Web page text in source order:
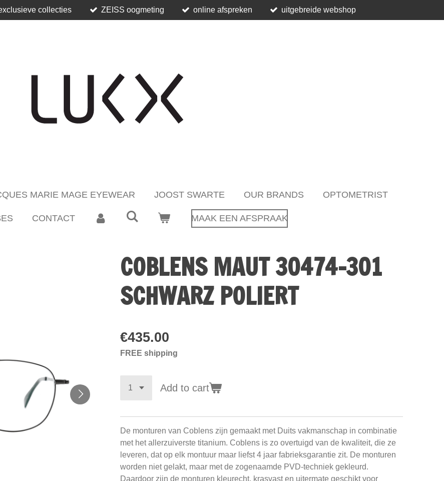
collecties ZEISS oogmeting online afspreken uitgebreide webshop
MARIE MAGE EYEWEAR JOOST SWARTE OUR BRANDS OPTOMETRIST
CONTACT MAAK EEN AFSPRAAK
COBLENS MAUT 30474-301
SCHWARZ POLIERT
€435.00
FREE shipping
Add to cart
De monturen van Coblens zijn gemaakt met Duits vakmanschap in combinatie
met het allerzuiverste titanium. Coblens is zo overtuigd van de kwaliteit, die ze
leveren, dat op elk montuur maar liefst 4 jaar fabrieksgarantie zit. De monturen
worden niet gelakt, maar met de zogenaamde PVD-techniek gekleurd.
Daardoor zijn de monturen kleurecht, krasvast en uitermate geschikt voor